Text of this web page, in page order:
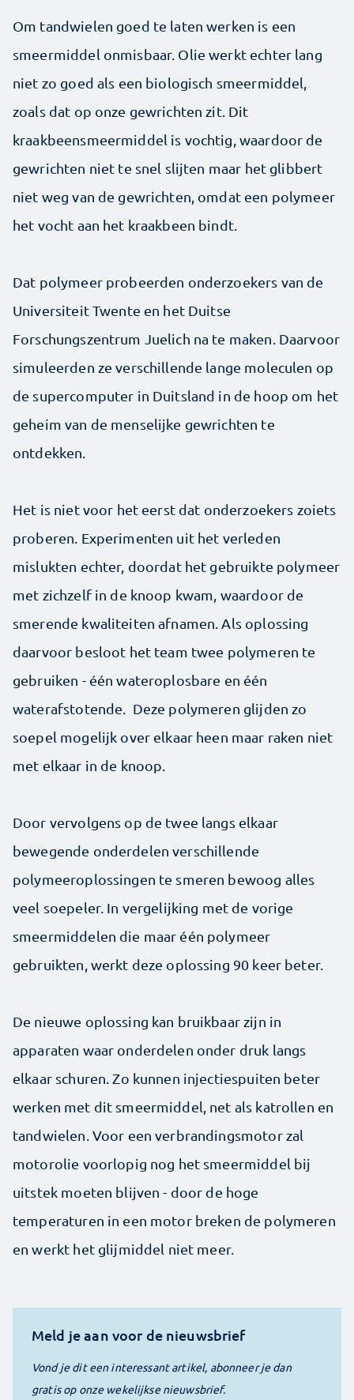
Om tandwielen goed te laten werken is een
smeermiddel onmisbaar. Olie werkt echter lang
niet zo goed als een biologisch smeermiddel,
zoals dat op onze gewrichten zit. Dit
kraakbeensmeermiddel is vochtig, waardoor de
gewrichten niet te snel slijten maar het glibbert
niet weg van de gewrichten, omdat een polymeer
het vocht aan het kraakbeen bindt.
Dat polymeer probeerden onderzoekers van de
Universiteit Twente en het Duitse
Forschungszentrum Juelich na te maken. Daarvoor
simuleerden ze verschillende lange moleculen op
de supercomputer in Duitsland in de hoop om het
geheim van de menselijke gewrichten te
ontdekken.
Het is niet voor het eerst dat onderzoekers zoiets
proberen. Experimenten uit het verleden
mislukten echter, doordat het gebruikte polymeer
met zichzelf in de knoop kwam, waardoor de
smerende kwaliteiten afnamen. Als oplossing
daarvoor besloot het team twee polymeren te
gebruiken - één wateroplosbare en één
waterafstotende. Deze polymeren glijden zo
soepel mogelijk over elkaar heen maar raken niet
met elkaar in de knoop.
Door vervolgens op de twee langs elkaar
bewegende onderdelen verschillende
polymeeroplossingen te smeren bewoog alles
veel soepeler. In vergelijking met de vorige
smeermiddelen die maar één polymeer
gebruikten, werkt deze oplossing 90 keer beter.
De nieuwe oplossing kan bruikbaar zijn in
apparaten waar onderdelen onder druk langs
elkaar schuren. Zo kunnen injectiespuiten beter
werken met dit smeermiddel, net als katrollen en
tandwielen. Voor een verbrandingsmotor zal
motorolie voorlopig nog het smeermiddel bij
uitstek moeten blijven - door de hoge
temperaturen in een motor breken de polymeren
en werkt het glijmiddel niet meer.
Meld je aan voor de nieuwsbrief
Vond je dit een interessant artikel, abonneer je dan
gratis op onze wekelijkse nieuwsbrief.